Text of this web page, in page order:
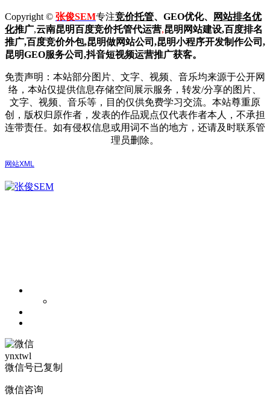
Copyright © 张俊SEM专注竞价托管、GEO优化、
网站排名优
化推广,云南昆明百度竞价托管代运营,昆明网站建设,百度排名
推广,百度竞价外包,昆明做网站公司,昆明小程序开发制作公司,
昆明GEO服务公司,抖音短视频运营推广获客。
免责声明：本站部分图片、文字、视频、音乐均来源于公开网
络，本站仅提供信息存储空间展示服务，转发/分享的图片、
文字、视频、音乐等，目的仅供免费学习交流。本站尊重原
创，版权归原作者，发表的作品观点仅代表作者本人，不承担
连带责任。如有侵权信息或用词不当的地方，还请及时联系管
理员删除。
网站XML
ynxtwl
微信号已复制
微信咨询